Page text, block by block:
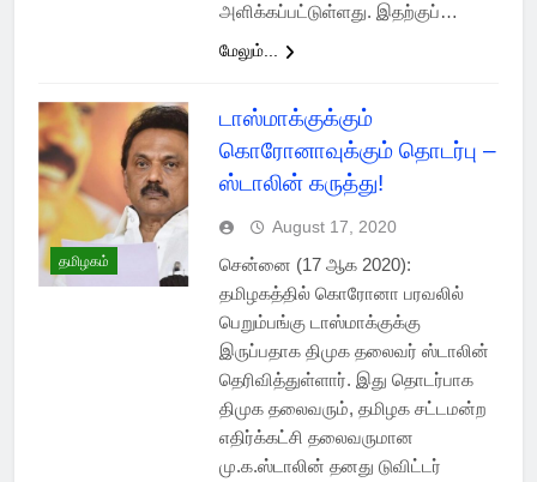
அளிக்கப்பட்டுள்ளது. இதற்குப்…
மேலும்...
தமிழகம்
டாஸ்மாக்குக்கும்
கொரோனாவுக்கும் தொடர்பு –
ஸ்டாலின் கருத்து!
August 17, 2020
சென்னை (17 ஆக 2020):
தமிழகத்தில் கொரோனா பரவலில்
பெறும்பங்கு டாஸ்மாக்குக்கு
இருப்பதாக திமுக தலைவர் ஸ்டாலின்
தெரிவித்துள்ளார். இது தொடர்பாக
திமுக தலைவரும், தமிழக சட்டமன்ற
எதிர்க்கட்சி தலைவருமான
மு.க.ஸ்டாலின் தனது டுவிட்டர்